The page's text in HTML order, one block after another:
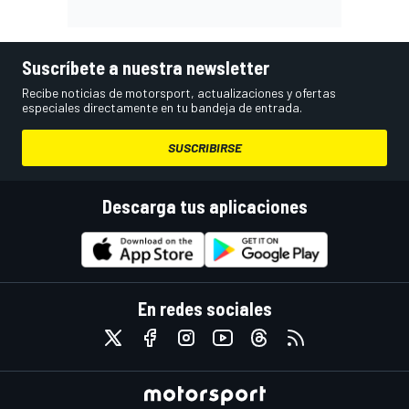
Suscríbete a nuestra newsletter
Recibe noticias de motorsport, actualizaciones y ofertas
especiales directamente en tu bandeja de entrada.
SUSCRIBIRSE
Descarga tus aplicaciones
En redes sociales